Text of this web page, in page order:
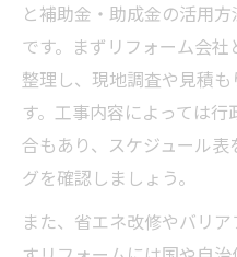
と補助金・助成金の活用
です。まずリフォーム会
整理し、現地調査や見積
す。工事内容によっては
合もあり、スケジュール
グを確認しましょう。
また、省エネ改修やバリ